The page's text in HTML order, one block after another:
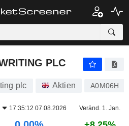
PLC 0.00%
PLC
plc Aktien A0M06H
17:35:12 07.08.2026 Veränd. 1. Jan.